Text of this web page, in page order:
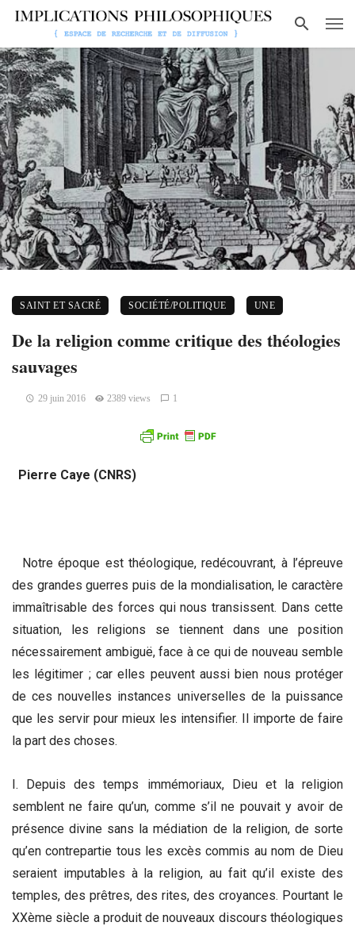
SAINT ET SACRÉ SOCIÉTÉ/POLITIQUE UNE
De la religion comme critique des théologies
sauvages
29 juin 2016 2389 views 1
Pierre Caye (CNRS)
Notre époque est théologique, redécouvrant, à l’épreuve
des grandes guerres puis de la mondialisation, le caractère
immaîtrisable des forces qui nous transissent. Dans cette
situation, les religions se tiennent dans une position
nécessairement ambiguë, face à ce qui de nouveau semble
les légitimer ; car elles peuvent aussi bien nous protéger
de ces nouvelles instances universelles de la puissance
que les servir pour mieux les intensifier. Il importe de faire
la part des choses.
I. Depuis des temps immémoriaux, Dieu et la religion
semblent ne faire qu’un, comme s’il ne pouvait y avoir de
présence divine sans la médiation de la religion, de sorte
qu’en contrepartie tous les excès commis au nom de Dieu
seraient imputables à la religion, au fait qu’il existe des
temples, des prêtres, des rites, des croyances. Pourtant le
XXème siècle a produit de nouveaux discours théologiques